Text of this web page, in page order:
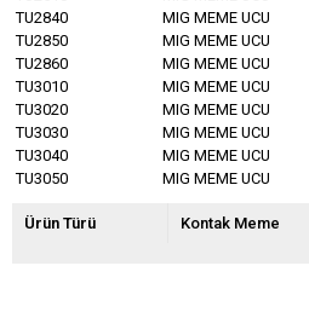
TU2840
MIG MEME UCU
TU2850
MIG MEME UCU
TU2860
MIG MEME UCU
TU3010
MIG MEME UCU
TU3020
MIG MEME UCU
TU3030
MIG MEME UCU
TU3040
MIG MEME UCU
TU3050
MIG MEME UCU
Ürün Türü Kontak Meme